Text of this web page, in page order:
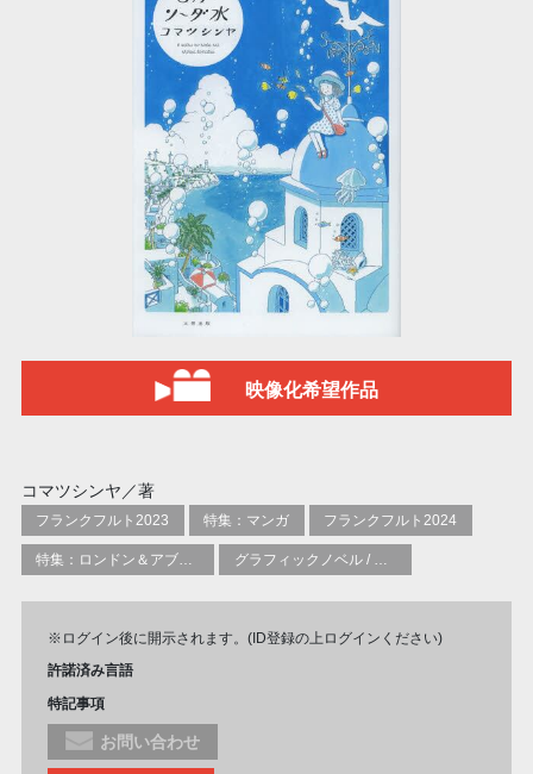
映像化希望作品
コマツシンヤ／著
フランクフルト2023 特集：マンガ フランクフルト2024
※ログイン後に開示されます。(ID登録の上ログインください)
許諾済み言語
特記事項
お問い合わせ